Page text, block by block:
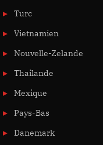
Turc
Vietnamien
Nouvelle-Zelande
Thailande
Mexique
Pays-Bas
Danemark